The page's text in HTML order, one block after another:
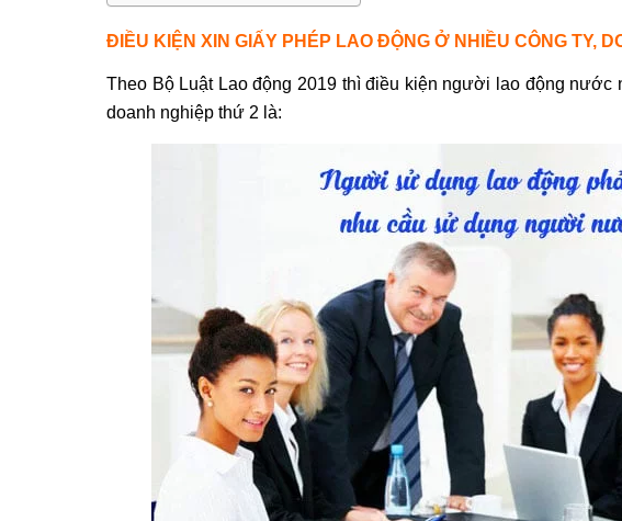
ĐIỀU KIỆN XIN GIẤY PHÉP LAO ĐỘNG Ở NHIỀU CÔNG TY,
Theo Bộ Luật Lao động 2019 thì điều kiện người lao động nước
doanh nghiệp thứ 2 là: